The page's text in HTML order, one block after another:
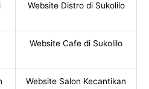
Website Distro di Sukolilo
Website Cafe di Sukolilo
Website Salon Kecantikan